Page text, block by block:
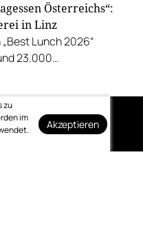
und Österreichs“:
in Linz
Lunch 2026“
23.000
Award in die Linzer
zu
im
Akzeptieren